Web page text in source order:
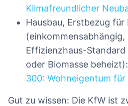
Klimafreundlicher
Hausbau, Erstbezug für
Effizienzhaus-
oder Biomasse beheizt):
300: Wohneigentum für
Gut zu wissen: Die KfW ist